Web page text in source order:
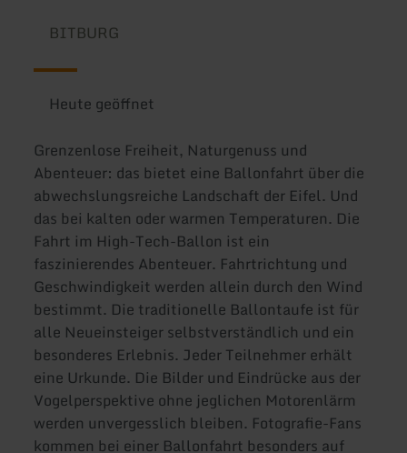
BITBURG
Heute geöffnet
Grenzenlose Freiheit, Naturgenuss und
Abenteuer: das bietet eine Ballonfahrt über die
abwechslungsreiche Landschaft der Eifel. Und
das bei kalten oder warmen Temperaturen. Die
Fahrt im High-Tech-Ballon ist ein
faszinierendes Abenteuer. Fahrtrichtung und
Geschwindigkeit werden allein durch den Wind
bestimmt. Die traditionelle Ballontaufe ist für
alle Neueinsteiger selbstverständlich und ein
besonderes Erlebnis. Jeder Teilnehmer erhält
eine Urkunde. Die Bilder und Eindrücke aus der
Vogelperspektive ohne jeglichen Motorenlärm
werden unvergesslich bleiben. Fotografie-Fans
kommen bei einer Ballonfahrt besonders auf